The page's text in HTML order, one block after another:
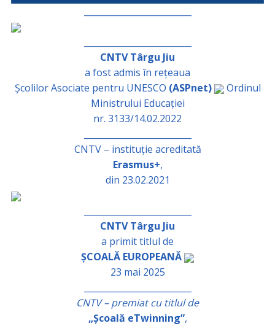
CNTV Târgu Jiu
a fost admis în rețeaua
Școlilor Asociate pentru UNESCO (ASPnet)
Ordinul
Ministrului Educației
nr. 3133/14.02.2022
CNTV – instituție acreditată
Erasmus+,
din 23.02.2021
CNTV Târgu Jiu
a primit titlul de
ȘCOALĂ EUROPEANĂ
23 mai 2025
CNTV – premiat cu titlul de
„Școală eTwinning”,